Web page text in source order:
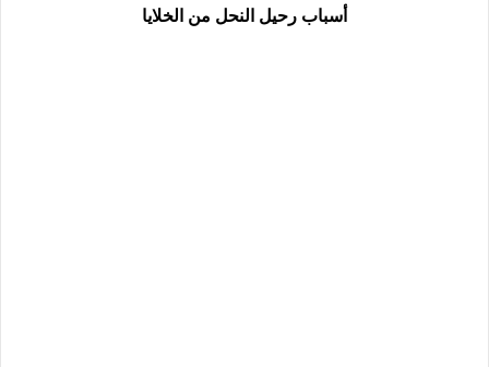
أسباب رحيل النحل من الخلايا